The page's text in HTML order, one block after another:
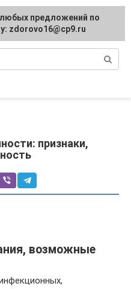
признаки,
возможные
предложений по
zdorovo16@cp9.ru